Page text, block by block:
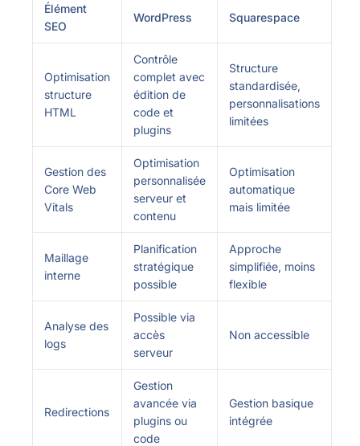
Élément
SEO
WordPress Squarespace
Optimisation
structure
HTML
Contrôle
complet avec
édition de
code et
plugins
Structure
standardisée,
personnalisations
limitées
Gestion des
Core Web
Vitals
Optimisation
personnalisée
serveur et
contenu
Optimisation
automatique
mais limitée
Maillage
interne
Planification
stratégique
possible
Approche
simplifiée, moins
flexible
Analyse des
logs
Possible via
accès
serveur
Non accessible
Redirections
Gestion
avancée via
plugins ou
code
Gestion basique
intégrée